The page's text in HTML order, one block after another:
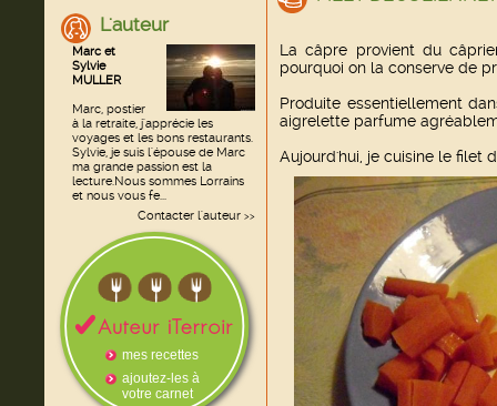
L'auteur
Marc et
Sylvie
MULLER
Marc, postier
à la retraite, j'apprécie les
voyages et les bons restaurants.
Sylvie, je suis l'épouse de Marc
ma grande passion est la
lecture.Nous sommes Lorrains
et nous vous fe...
Contacter l'auteur >>
mes recettes
ajoutez-les à
votre carnet
La câpre provient du
pourquoi on la conserve de
Produite essentiellement
aigrelette parfume
Aujourd'hui, je cuisine le filet